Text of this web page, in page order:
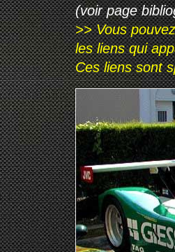
(voir page
>> Vous
les liens qui
Ces liens sont